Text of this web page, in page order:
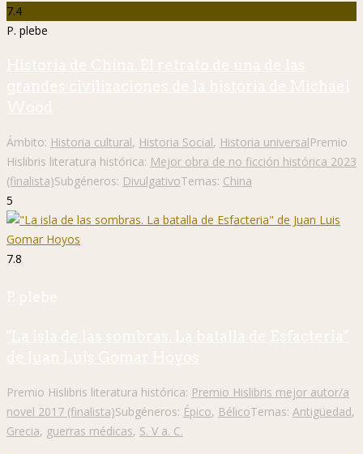
7.4
P. plebe
Historia de China. El retrato de una de las
grandes civilizaciones de la historia de Michael
Wood
Ámbito: Historia cultural, Historia Social, Historia universalPremio
Hislibris literatura histórica: Mejor obra de no ficción histórica 2023
(finalista)Subgéneros: DivulgativoTemas: China
5
7.8
P. plebe
"La isla de las sombras. La batalla de Esfacteria"
de Juan Luis Gomar Hoyos
Premio Hislibris literatura histórica: Premio Hislibris mejor autor/a
novel 2017 (finalista)Subgéneros: Épico, BélicoTemas: Antigüedad,
Grecia, guerras médicas, S. V a. C.